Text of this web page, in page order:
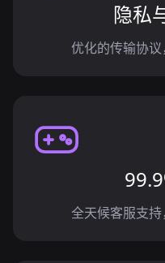
隐私
优化的传输协议
全天候客服支持